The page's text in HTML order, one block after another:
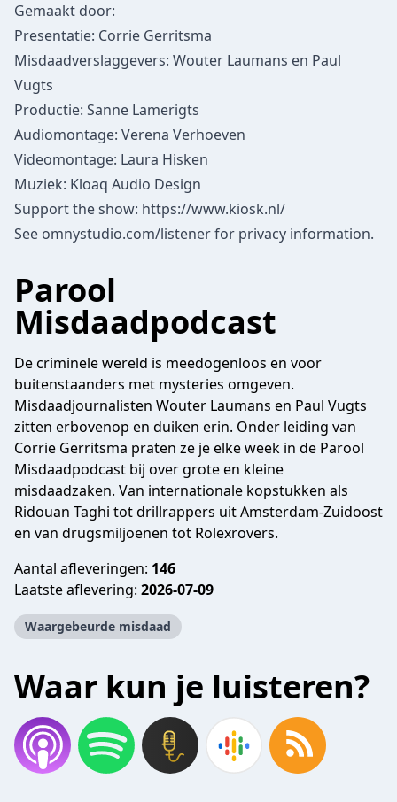
Gemaakt door:
Presentatie: Corrie Gerritsma
Misdaadverslaggevers: Wouter Laumans en Paul
Vugts
Productie: Sanne Lamerigts
Audiomontage: Verena Verhoeven
Videomontage: Laura Hisken
Muziek: Kloaq Audio Design
Support the show: https://www.kiosk.nl/
See omnystudio.com/listenerfor privacy information.
Parool
Misdaadpodcast
De criminele wereld is meedogenloos en voor
buitenstaanders met mysteries omgeven.
Misdaadjournalisten Wouter Laumans en Paul Vugts
zitten erbovenop en duiken erin. Onder leiding van
Corrie Gerritsma praten ze je elke week in de Parool
Misdaadpodcast bij over grote en kleine
misdaadzaken. Van internationale kopstukken als
Ridouan Taghi tot drillrappers uit Amsterdam-Zuidoost
en van drugsmiljoenen tot Rolexrovers.
Aantal afleveringen: 146
Laatste aflevering: 2026-07-09
Waargebeurde misdaad
Waar kun je luisteren?